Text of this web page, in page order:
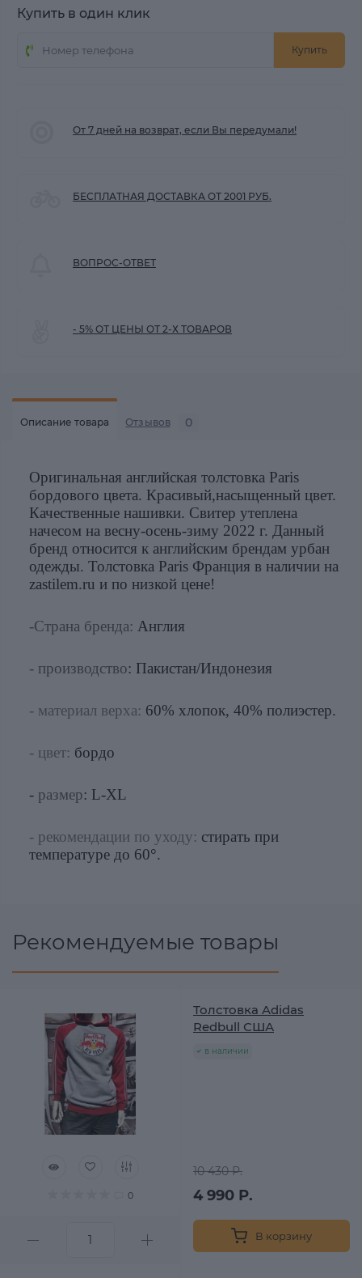
Купить в один клик
Купить
От 7 дней на возврат, если Вы передумали!
БЕСПЛАТНАЯ ДОСТАВКА ОТ 2001 РУБ.
ВОПРОС-ОТВЕТ
- 5% ОТ ЦЕНЫ ОТ 2-Х ТОВАРОВ
Описание товара Отзывов 0
Оригинальная английская толстовка Paris
бордового цвета. Красивый,насыщенный цвет.
Качественные нашивки. Свитер утеплена
начесом на весну-осень-зиму 2022 г. Данный
бренд относится к английским брендам урбан
одежды. Толстовка Paris Франция в наличии на
zastilem.ru и по низкой цене!
-Страна бренда: Англия
- производство: Пакистан/Индонезия
- материал верха: 60% хлопок, 40% полиэстер.
- цвет: бордо
- размер: L-XL
- рекомендации по уходу: стирать при
температуре до 60°.
Рекомендуемые товары
0
Толстовка Adidas
Redbull США
в наличии
10 430 Р.
4 990 Р.
В корзину